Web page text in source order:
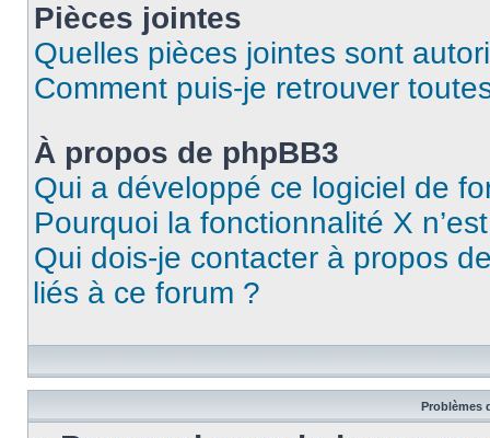
Pièces jointes
Quelles pièces jointes sont
Comment puis-je retrouver
À propos de phpBB3
Qui a développé ce logiciel de
Pourquoi la fonctionnalité X
Qui dois-je contacter à propos
liés à ce forum ?
Problèmes